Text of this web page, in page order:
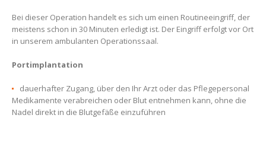
Bei dieser Operation handelt es sich um einen Routineeingriff, der
meistens schon in 30 Minuten erledigt ist. Der Eingriff erfolgt vor Ort
in unserem ambulanten Operationssaal.
Portimplantation
dauerhafter Zugang, über den Ihr Arzt oder das Pflegepersonal
Medikamente verabreichen oder Blut entnehmen kann, ohne die
Nadel direkt in die Blutgefäße einzuführen